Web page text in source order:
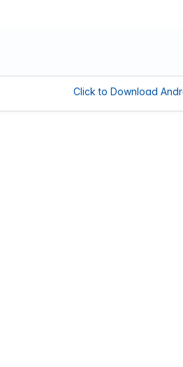
Click to Download Android